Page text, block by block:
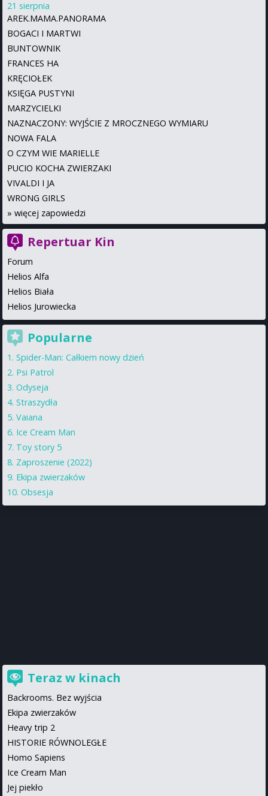
21 sierpnia
AREK.MAMA.PANORAMA
BOGACI I MARTWI
BUNTOWNIK
FRANCES HA
KRĘCIOŁEK
KSIĘGA PUSTYNI
MARZYCIELKI
NAZNACZONY: WYJŚCIE Z MROCZNEGO WYMIARU
NOWA FALA
O CZYM WIE MARIELLE
PUCIO KOCHA ZWIERZAKI
VIVALDI I JA
WRONG GIRLS
» więcej zapowiedzi
Repertuar Kin
Forum
Helios Alfa
Helios Biała
Helios Jurowiecka
Popularne
Spider-Man: Całkiem nowy dzień
Psi Patrol
Odyseja
Straszydła
Vaiana
Ice Cream Man
Toy story 5
Zaproszenie (2022)
Ekipa zwierzaków
Obsesja
Teraz w kinach
Backrooms. Bez wyjścia
Ekipa zwierzaków
Heavy trip 2
HISTORIE RÓWNOLEGŁE
Homo Sapiens
Ice Cream Man
Jej piekło